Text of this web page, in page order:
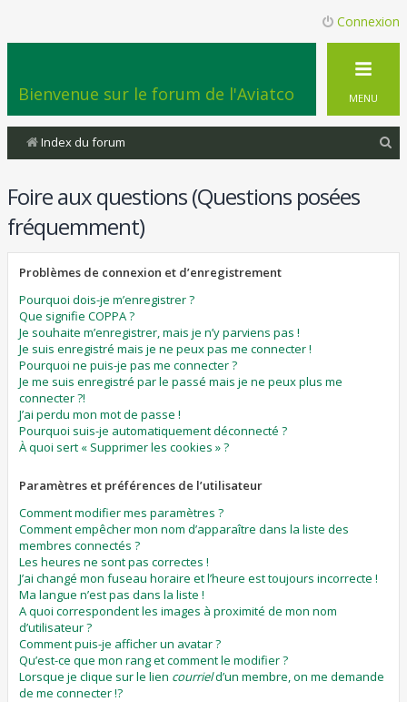
Connexion
Bienvenue sur le forum de l'Aviatco MENU
Index du forum
Foire aux questions (Questions posées
fréquemment)
Problèmes de connexion et d’enregistrement
Pourquoi dois-je m’enregistrer ?
Que signifie COPPA ?
Je souhaite m’enregistrer, mais je n’y parviens pas !
Je suis enregistré mais je ne peux pas me connecter !
Pourquoi ne puis-je pas me connecter ?
Je me suis enregistré par le passé mais je ne peux plus me
connecter ?!
J’ai perdu mon mot de passe !
Pourquoi suis-je automatiquement déconnecté ?
À quoi sert « Supprimer les cookies » ?
Paramètres et préférences de l’utilisateur
Comment modifier mes paramètres ?
Comment empêcher mon nom d’apparaître dans la liste des
membres connectés ?
Les heures ne sont pas correctes !
J’ai changé mon fuseau horaire et l’heure est toujours incorrecte !
Ma langue n’est pas dans la liste !
A quoi correspondent les images à proximité de mon nom
d’utilisateur ?
Comment puis-je afficher un avatar ?
Qu’est-ce que mon rang et comment le modifier ?
Lorsque je clique sur le lien courrield’un membre, on me demande
de me connecter !?